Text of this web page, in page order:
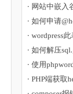
· 网站中嵌入
· 如何申请
· 如何解压
· 使用
· PHP端获取